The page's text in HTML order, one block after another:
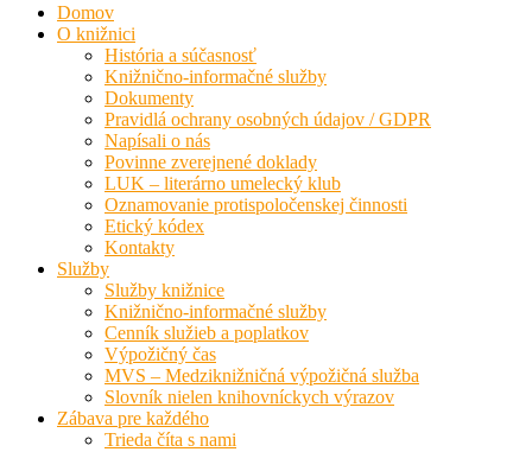
Domov
O knižnici
História a súčasnosť
Knižnično-informačné služby
Dokumenty
Pravidlá ochrany osobných údajov / GDPR
Napísali o nás
Povinne zverejnené doklady
LUK – literárno umelecký klub
Oznamovanie protispoločenskej činnosti
Etický kódex
Kontakty
Služby
Služby knižnice
Knižnično-informačné služby
Cenník služieb a poplatkov
Výpožičný čas
MVS – Medziknižničná výpožičná služba
Slovník nielen knihovníckych výrazov
Zábava pre každého
Trieda číta s nami